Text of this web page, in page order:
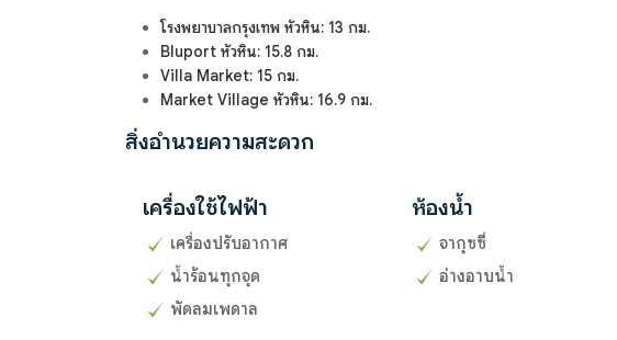
โรงพยาบาลกรุงเทพ หัวหิน: 13 กม.
Bluport หัวหิน: 15.8 กม.
Villa Market: 15 กม.
Market Village หัวหิน: 16.9 กม.
สิ่งอำนวยความสะดวก
เครื่องใช้ไฟฟ้า
เครื่องปรับอากาศ
น้ำร้อนทุกจุด
พัดลมเพดาล
ห้องน้ำ
จากุซซี่
อ่างอาบน้ำ